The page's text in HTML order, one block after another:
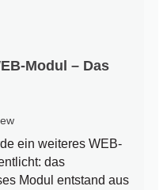
Modul – Das
ein weiteres WEB-
das
Modul entstand aus